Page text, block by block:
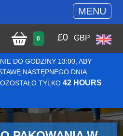
MENU
0 £0 GBP
DO GODZINY 13:00, ABY
NASTĘPNEGO DNIA
TYLKO 42 HOURS